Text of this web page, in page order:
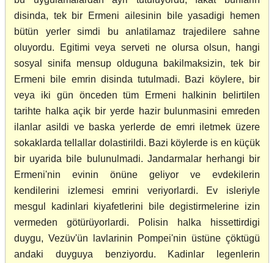
disinda, tek bir Ermeni ailesinin bile yasadigi hemen
bütün yerler simdi bu anlatilamaz trajedilere sahne
oluyordu. Egitimi veya serveti ne olursa olsun, hangi
sosyal sinifa mensup olduguna bakilmaksizin, tek bir
Ermeni bile emrin disinda tutulmadi. Bazi köylere, bir
veya iki gün önceden tüm Ermeni halkinin belirtilen
tarihte halka açik bir yerde hazir bulunmasini emreden
ilanlar asildi ve baska yerlerde de emri iletmek üzere
sokaklarda tellallar dolastirildi. Bazi köylerde is en küçük
bir uyarida bile bulunulmadi. Jandarmalar herhangi bir
Ermeni'nin evinin önüne geliyor ve evdekilerin
kendilerini izlemesi emrini veriyorlardi. Ev isleriyle
mesgul kadinlari kiyafetlerini bile degistirmelerine izin
vermeden götürüyorlardi. Polisin halka hissettirdigi
duygu, Vezüv'ün lavlarinin Pompei'nin üstüne çöktügü
andaki duyguya benziyordu. Kadinlar legenlerin